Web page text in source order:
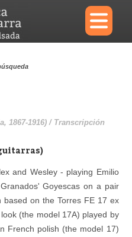
×
Diccionario
Reproductor
1867-1916) / Transcripción
and Wesley - playing Emilio
Goyescas on a pair
on the Torres FE 17 ex
(the model 17A) played by
French polish (the model 17)